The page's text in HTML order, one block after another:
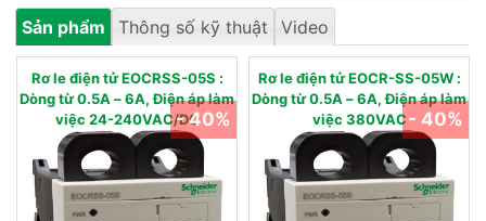
Sản phẩm Thông số kỹ thuật Video
Rơ le điện tử EOCRSS-05S :
Dòng từ 0.5A – 6A, Điện áp làm
việc 24-240VAC/DC- 40%
Rơ le điện tử EOCR-SS-05W :
Dòng từ 0.5A – 6A, Điện áp làm
việc 380VAC- 40%